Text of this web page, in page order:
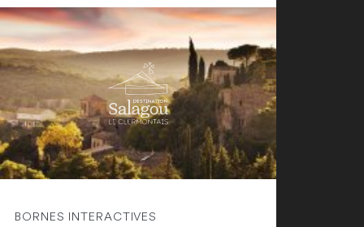
BORNES INTERACTIVES